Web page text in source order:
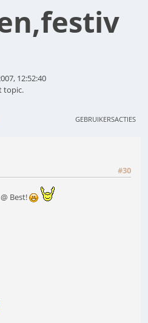
12:52:40
topic.
GEBRUIKERSACTIES
#30
Best!